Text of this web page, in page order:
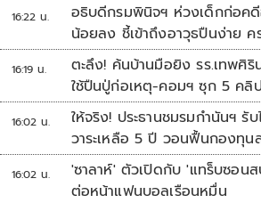
16:22 น.
อธิบดีกรมพินิจฯ ห่วงเด็กก่อค
น้อยลง ชี้เข้าถึงอาวุธปืนง่าย ค
แตกแยกเป็นชนวนสำคัญ
16:19 น.
ตะลึง! ค้นบ้านมือยิง รร.เทพศิ
ใช้ปืนปู่ก่อเหตุ-คอมฯ ซุก 5 คลิ
ยิง
16:02 น.
ให้จริง! ประธานชมรมกำนันฯ รั
วาระเหลือ 5 ปี วอนฟื้นกองทุน
อำเภอละล้าน
16:02 น.
'ซาลาห์' ตัวเปิดกับ 'แทร็บซอน
ต่อหน้าแฟนบอลเรือนหมื่น